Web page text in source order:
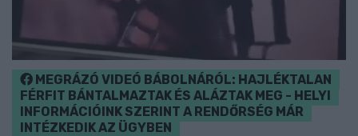
MEGRÁZÓ VIDEÓ BÁBOLNÁRÓL: HAJLÉKTALAN
FÉRFIT BÁNTALMAZTAK ÉS ALÁZTAK MEG - HELYI
INFORMÁCIÓINK SZERINT A RENDŐRSÉG MÁR
INTÉZKEDIK AZ ÜGYBEN